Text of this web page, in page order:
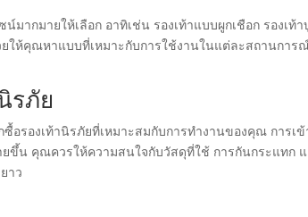
ากมายให้เลือก อาทิเช่น รองเท้าแบบผูกเชือก รองเท้า
ให้คุณหาแบบที่เหมาะกับการใช้งานในแต่ละสถานการ
รภัย
อรองเท้านิรภัยที่เหมาะสมกับการทำงานของคุณ การเข้
ขึ้น คุณควรให้ความสนใจกับวัสดุที่ใช้ การกันกระแทก แ
าว